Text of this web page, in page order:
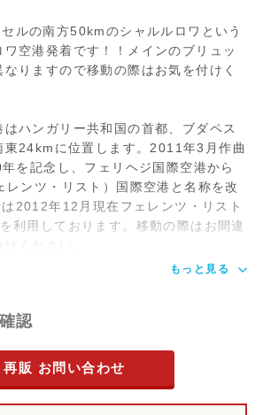
チェックイン(無料)
チェックイン可能期間はご搭乗予定日
日前から3時間前までとなります。事
ウェブにてチェックインをされますと
乗券/boarding card）を印刷してお持
ただく必要がございます。事前に手続
れても印刷した（搭乗券/boarding
）をお持ちになりませんと、チェック
手数料（20ユーロ）がかかってしまい
のでお気を付けください。
よりwizz airのホームペー
にあるmyWizzと書いてある下の
numberの欄にwizz airの
番号（6桁の英数字）を入力（発券後
ールで送らせていただくE-チケットに
ルの南方50kmのシャルルロワという
空港発着です！！メインのブリュッ
りますので移動の際はお気を付けく
ハンガリー共和国の首都、ブダペス
東24kmに位置します。2011年3月作曲
を記念し、フェリヘジ国際空港から
ンツ・リスト）国際空港と名称を改
2012年12月現在フェレンツ・リスト
利用しております。移動の際はお間違
ください。
もっと見る
認
再販 お問い合わせ